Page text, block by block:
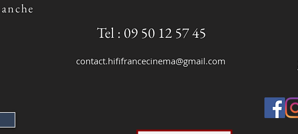
Tel : 09 50 12 57 45
contact.hififrancecinema@gmail.com